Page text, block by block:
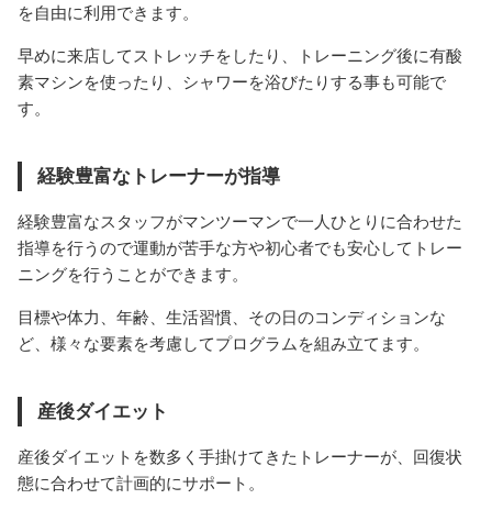
を自由に利用できます。
早めに来店してストレッチをしたり、トレーニング後に有酸
素マシンを使ったり、シャワーを浴びたりする事も可能で
す。
経験豊富なトレーナーが指導
経験豊富なスタッフがマンツーマンで一人ひとりに合わせた
指導を行うので運動が苦手な方や初心者でも安心してトレー
ニングを行うことができます。
目標や体力、年齢、生活習慣、その日のコンディションな
ど、様々な要素を考慮してプログラムを組み立てます。
産後ダイエット
産後ダイエットを数多く手掛けてきたトレーナーが、回復状
態に合わせて計画的にサポート。